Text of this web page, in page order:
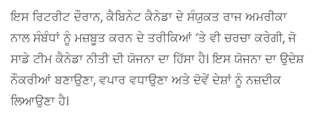
ਇਸ ਰਿਟਰੀਟ ਦੌਰਾਨ, ਕੈਬਿਨੇਟ ਕੈਨੇਡਾ ਦੇ ਸੰਯੁਕਤ ਰਾਜ ਅਮਰੀਕਾ
ਨਾਲ ਸੰਬੰਧਾਂ ਨੂੰ ਮਜ਼ਬੂਤ ਕਰਨ ਦੇ ਤਰੀਕਿਆਂ ‘ਤੇ ਵੀ ਚਰਚਾ ਕਰੇਗੀ, ਜੋ
ਸਾਡੇ ਟੀਮ ਕੈਨੇਡਾ ਨੀਤੀ ਦੀ ਯੋਜਨਾ ਦਾ ਹਿੱਸਾ ਹੈ। ਇਸ ਯੋਜਨਾ ਦਾ ਉਦੇਸ਼
ਨੌਕਰੀਆਂ ਬਣਾਉਣਾ, ਵਪਾਰ ਵਧਾਉਣਾ ਅਤੇ ਦੋਵੇਂ ਦੇਸ਼ਾਂ ਨੂੰ ਨਜ਼ਦੀਕ
ਲਿਆਉਣਾ ਹੈ।